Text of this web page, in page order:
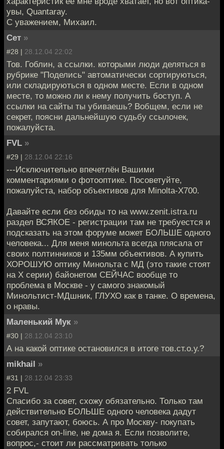
увы, Quantaray.
С уважением, Михаил.
Сет »
#28 | 28.12.04 22:02
Тов. Гоблин, а ссылки. которыми люди деляться в
рубрике "Поделись" автоматически сортируються,
или складируються в одном месте. Если в одном
месте, то можно ли к нему получить боступ. А
ссылки на сайты ты убиваешь? Вобщем, если не
секрет, поясни дальнейшую судьбу ссылочек,
пожалуйста.
FVL »
#29 | 28.12.04 22:16
---Исключительно впечетлён Вашими
комментариями о фотооптике. Посоветуйте,
пожалуйста, набор объективов для Minolta-X700.
Давайте если без обиды то на www.zenit.istra.ru
раздел ВСЯКОЕ - регистрации там не требуестся и
подсказать на этом форуме может БОЛЬШЕ одного
человека... Для меня минольта всегда плясала от
своих полтинников и 135мм объективов. А купить
ХОРОШУЮ оптику Минольта с МД (это такие стоят
на Х серии) байонетом СЕЙЧАС вообще то
проблема в Москве - у самого знакомый
Минольтист-МДшник, ГЛУХО как в танке. О времена,
о нравы.
Маленький Мук »
#30 | 28.12.04 23:10
А на какой оптике остановился в итоге тов.ст.о.у.?
mikhail »
#31 | 28.12.04 23:33
2 FVL
Спасибо за совет, схожу обязательно. Только там
действительно БОЛЬШЕ одного человека дадут
совет, запутают, боюсь. А про Москву- покупать
собирался on-line, не дома я. Если позволите,
вопрос,- стоит ли рассматривать только